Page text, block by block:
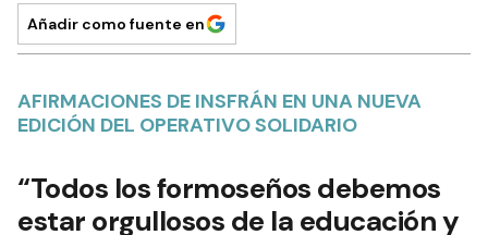
Añadir como fuente en
AFIRMACIONES DE INSFRÁN EN UNA NUEVA
EDICIÓN DEL OPERATIVO SOLIDARIO
“Todos los formoseños debemos
estar orgullosos de la educación y